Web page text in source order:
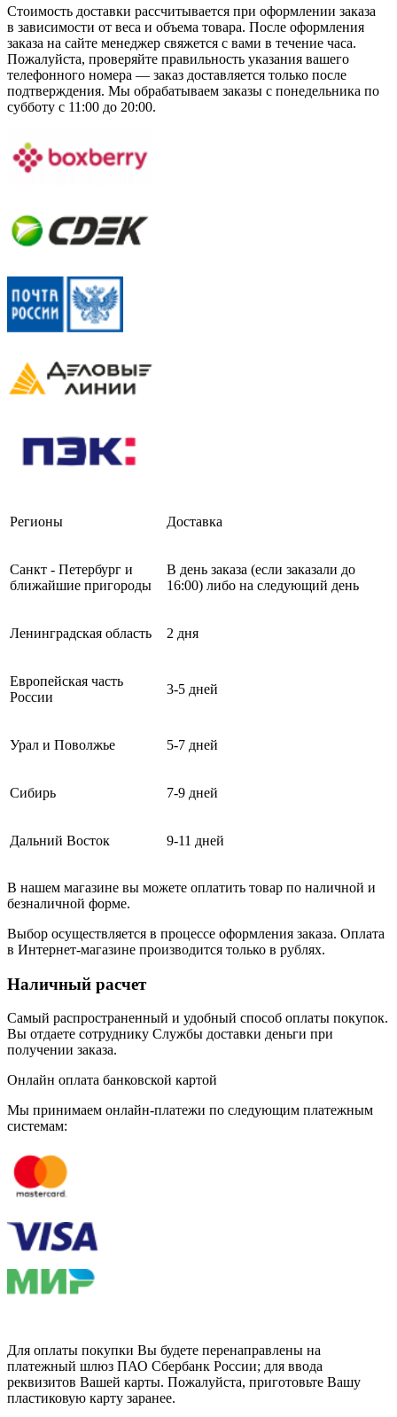
Стоимость доставки рассчитывается при оформлении заказа
в зависимости от веса и объема товара. После оформления
заказа на сайте менеджер свяжется с вами в течение часа.
Пожалуйста, проверяйте правильность указания вашего
телефонного номера — заказ доставляется только после
подтверждения. Мы обрабатываем заказы с понедельника по
субботу с 11:00 до 20:00.
Регионы Доставка
Санкт - Петербург и
ближайшие пригороды
В день заказа (если заказали до
16:00) либо на следующий день
Ленинградская область 2 дня
Европейская часть
России
3-5 дней
Урал и Поволжье 5-7 дней
Сибирь 7-9 дней
Дальний Восток 9-11 дней
В нашем магазине вы можете оплатить товар по наличной и
безналичной форме.
Выбор осуществляется в процессе оформления заказа. Оплата
в Интернет-магазине производится только в рублях.
Наличный расчет
Самый распространенный и удобный способ оплаты покупок.
Вы отдаете сотруднику Службы доставки деньги при
получении заказа.
Онлайн оплата банковской картой
Мы принимаем онлайн-платежи по cледующим платежным
системам:
Для оплаты покупки Вы будете перенаправлены на
платежный шлюз ПАО Сбербанк России; для ввода
реквизитов Вашей карты. Пожалуйста, приготовьте Вашу
пластиковую карту заранее.